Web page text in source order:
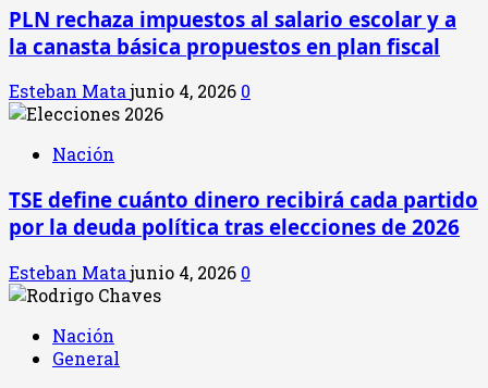
PLN rechaza impuestos al salario escolar y a
la canasta básica propuestos en plan fiscal
Esteban Matajunio 4, 2026 0
Nación
TSE define cuánto dinero recibirá cada partido
por la deuda política tras elecciones de 2026
Esteban Matajunio 4, 2026 0
Nación
General